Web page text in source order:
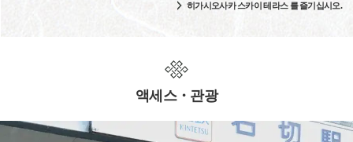
히가시오사카 스카이 테라스 를 즐기십시오.
액세스・관광